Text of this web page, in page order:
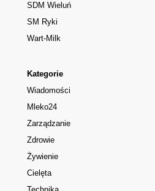
Kategorie
Wiadomości
Mleko24
Zarządzanie
Zdrowie
Żywienie
Cielęta
SDM Wieluń
SM Ryki
Wart-Milk